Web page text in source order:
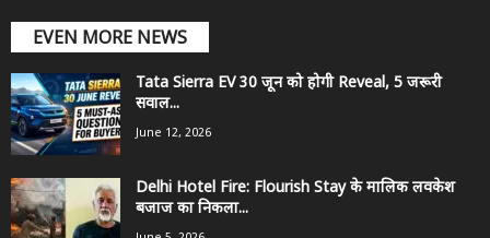
EVEN MORE NEWS
Tata Sierra EV 30 जून को होगी Reveal, 5 जरूरी
सवाल...
June 12, 2026
Delhi Hotel Fire: Flourish Stay के मालिक लवकेश
बजाज का निकला...